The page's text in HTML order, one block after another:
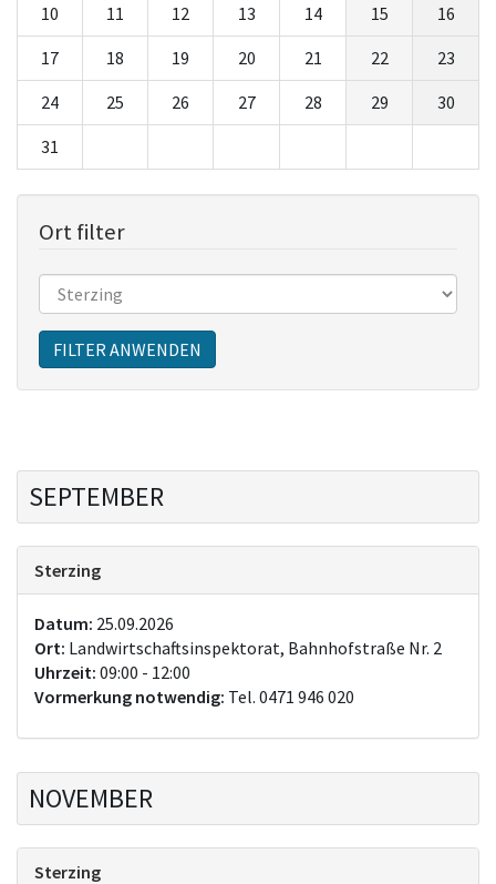
10
11 12 13 14 15
16
17
18 19 20 21 22
23
24
25 26 27 28 29
30
31
Ort filter
Sitzungen
FILTER ANWENDEN
SEPTEMBER
Sterzing
Datum: 25.09.2026
Ort: Landwirtschaftsinspektorat, Bahnhofstraße Nr. 2
Uhrzeit: 09:00 - 12:00
Vormerkung notwendig: Tel. 0471 946 020
NOVEMBER
Sterzing